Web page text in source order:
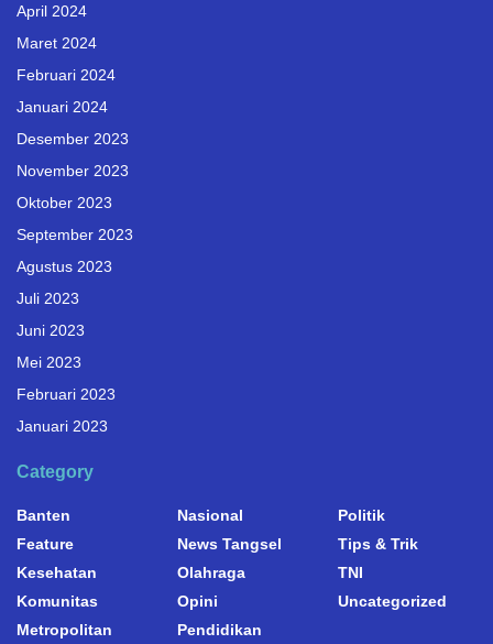
April 2024
Maret 2024
Februari 2024
Januari 2024
Desember 2023
November 2023
Oktober 2023
September 2023
Agustus 2023
Juli 2023
Juni 2023
Mei 2023
Februari 2023
Januari 2023
Category
Banten
Feature
Kesehatan
Komunitas
Metropolitan
Nasional
News Tangsel
Olahraga
Opini
Pendidikan
Politik
Tips & Trik
TNI
Uncategorized